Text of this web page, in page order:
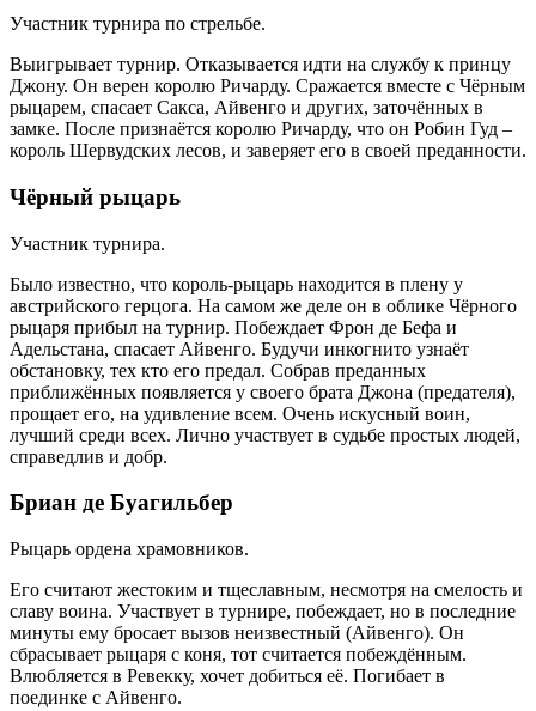
Участник турнира по стрельбе.
Выигрывает турнир. Отказывается идти на службу к принцу
Джону. Он верен королю Ричарду. Сражается вместе с Чёрным
рыцарем, спасает Сакса, Айвенго и других, заточённых в
замке. После признаётся королю Ричарду, что он Робин Гуд –
король Шервудских лесов, и заверяет его в своей преданности.
Чёрный рыцарь
Участник турнира.
Было известно, что король-рыцарь находится в плену у
австрийского герцога. На самом же деле он в облике Чёрного
рыцаря прибыл на турнир. Побеждает Фрон де Бефа и
Адельстана, спасает Айвенго. Будучи инкогнито узнаёт
обстановку, тех кто его предал. Собрав преданных
приближённых появляется у своего брата Джона (предателя),
прощает его, на удивление всем. Очень искусный воин,
лучший среди всех. Лично участвует в судьбе простых людей,
справедлив и добр.
Бриан де Буагильбер
Рыцарь ордена храмовников.
Его считают жестоким и тщеславным, несмотря на смелость и
славу воина. Участвует в турнире, побеждает, но в последние
минуты ему бросает вызов неизвестный (Айвенго). Он
сбрасывает рыцаря с коня, тот считается побеждённым.
Влюбляется в Ревекку, хочет добиться её. Погибает в
поединке с Айвенго.